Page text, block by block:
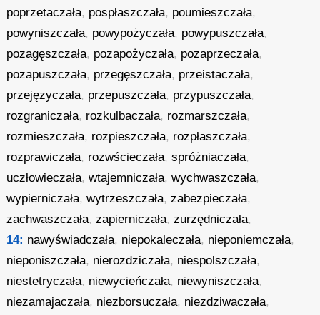
poprzetaczała, pospłaszczała, poumieszczała,
powyniszczała, powypożyczała, powypuszczała,
pozagęszczała, pozapożyczała, pozaprzeczała,
pozapuszczała, przegęszczała, przeistaczała,
przejęzyczała, przepuszczała, przypuszczała,
rozgraniczała, rozkulbaczała, rozmarszczała,
rozmieszczała, rozpieszczała, rozpłaszczała,
rozprawiczała, rozwścieczała,spróżniaczała,
uczłowieczała,wtajemniczała,wychwaszczała,
wypierniczała,wytrzeszczała,zabezpieczała,
zachwaszczała,zapierniczała,zurzędniczała,
14: nawyświadczała, niepokaleczała, nieponiemczała,
nieponiszczała, nierozdziczała, niespolszczała,
niestetryczała, niewycieńczała, niewyniszczała,
niezamajaczała, niezborsuczała, niezdziwaczała,